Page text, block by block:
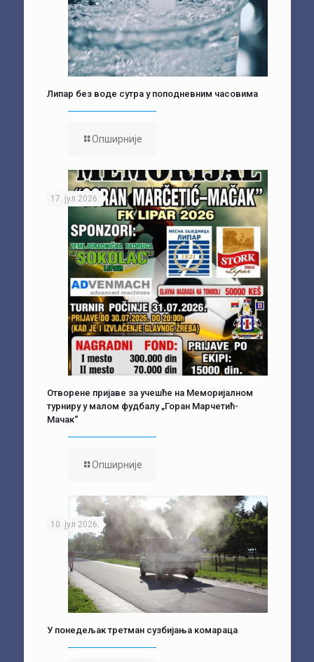
Липар без воде сутра у поподневним часовима
Опширније
17. јул 2026.
Отворене пријаве за учешће на Меморијалном
турниру у малом фудбалу „Горан Марчетић-
Мачак“
Опширније
10. јул 2026.
У понедељак третман сузбијања комараца